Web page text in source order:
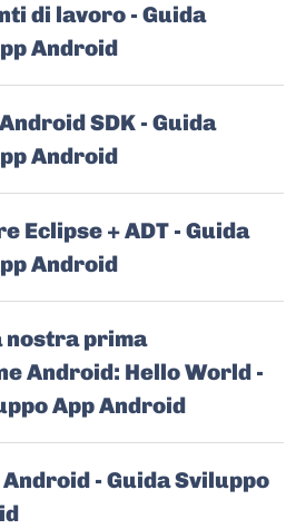
di lavoro - Guida
Android
SDK - Guida
Android
Eclipse + ADT - Guida
Android
nostra prima
Android: Hello World -
App Android
- Guida Sviluppo